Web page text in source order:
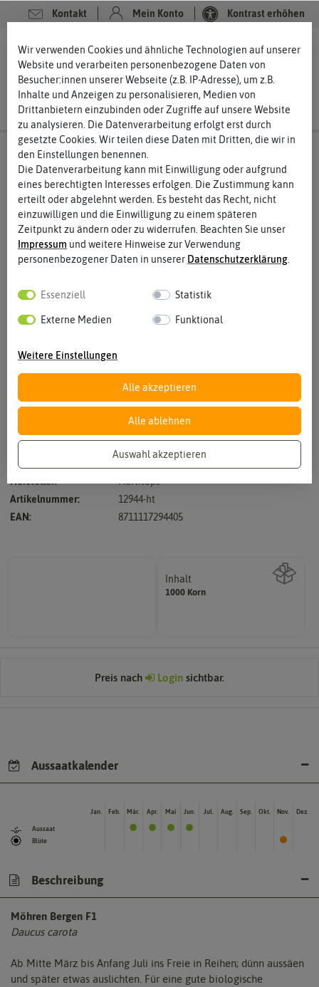
Kontakt Mein Konto Kontrast erhöhen
0 0
Vergrößern durch berühren
Hersteller:
Hortitops
Artikelnummer:
12944-ht
EAN:
8711117294405
Inhalt
1000 KornWie viel ist enthalten
Preis nach Login sichtbar.
Aussaatkalender
Aussaat
Blüte
Jan. Feb. Mär. Apr. Mai Jun. Jul. Aug. Sep. Okt. Nov. Dez.
Beschreibung
Möhren Bergen F1
Daucus carota
Ab Mitte März bis Anfang Juli ins Freie in Reihen; dünn aussäen
und später etwas auslichten. Für eine gute biologische
Wir verwenden Cookies und ähnliche Technologien auf unserer
Website und verarbeiten personenbezogene Daten von
Besucher:innen unserer Webseite (z.B. IP-Adresse), um z.B.
Inhalte und Anzeigen zu personalisieren, Medien von
Drittanbietern einzubinden oder Zugriffe auf unsere Website
zu analysieren. Die Datenverarbeitung erfolgt erst durch
gesetzte Cookies. Wir teilen diese Daten mit Dritten, die wir in
den Einstellungen benennen.
Die Datenverarbeitung kann mit Einwilligung oder aufgrund
eines berechtigten Interesses erfolgen. Die Zustimmung kann
erteilt oder abgelehnt werden. Es besteht das Recht, nicht
einzuwilligen und die Einwilligung zu einem späteren
Zeitpunkt zu ändern oder zu widerrufen. Beachten Sie unser
Impressum und weitere Hinweise zur Verwendung
personenbezogener Daten in unserer Daten­schutz­erklärung
Essenziell Statistik
Externe Medien Funktional
Weitere Einstellungen
Alle akzeptieren
Alle ablehnen
Auswahl akzeptieren